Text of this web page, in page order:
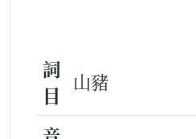
詞
目
山豬